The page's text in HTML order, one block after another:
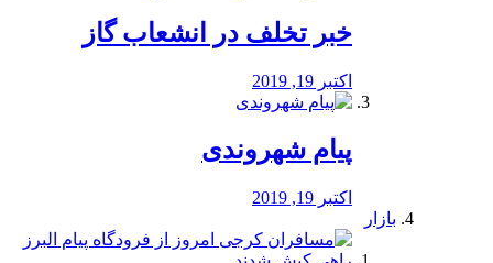
خبر تخلف در انشعاب گاز
اکتبر 19, 2019
پیام شهروندی
اکتبر 19, 2019
بازار